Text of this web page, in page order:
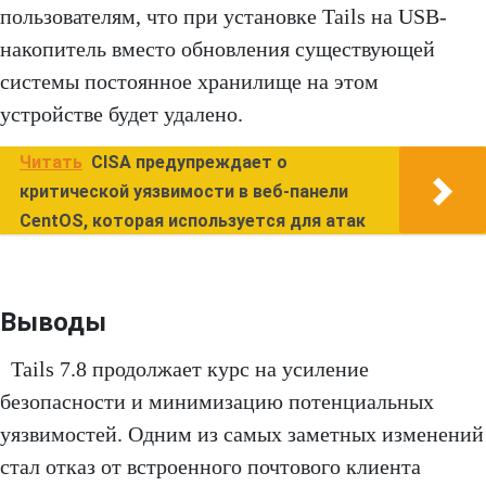
пользователям, что при установке Tails на USB-
накопитель вместо обновления существующей
системы постоянное хранилище на этом
устройстве будет удалено.
Читать CISA предупреждает о
критической уязвимости в веб-панели
CentOS, которая используется для атак
Выводы
Tails 7.8 продолжает курс на усиление
безопасности и минимизацию потенциальных
уязвимостей. Одним из самых заметных изменений
стал отказ от встроенного почтового клиента